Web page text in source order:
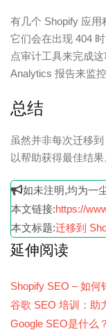
有几个 Shopify 应用
它们会在出现 404
点审计工具来完成
Analytics 报告来监
总结
虽然并非每次迁移
以帮助获得最佳结果
如未注明,均为一
本文链接:https://
本文标题:迁移到
延伸阅读
Shopify SEO – 如何
谷歌 SEO 培训：助
Google SEO是什么